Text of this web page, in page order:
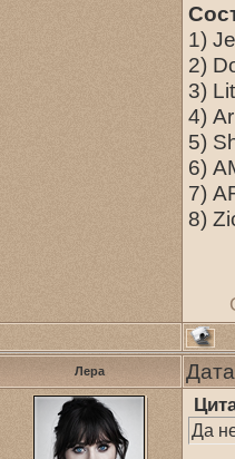
1)
2)
3)
4)
5)
6)
7)
8)
Лера
Да